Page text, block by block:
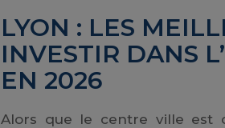
LYON : LES
INVESTIR DANS
EN 2026
Alors que le centre ville est